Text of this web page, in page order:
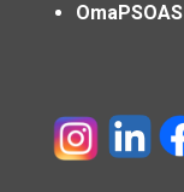
OmaPSOAS